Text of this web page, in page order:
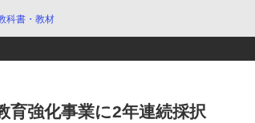
科書・教材
育強化事業に2年連続採択